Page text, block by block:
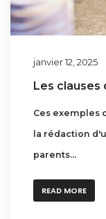
janvier 12, 2025
Les
Ces exemples
la rédaction
parents...
READ MORE